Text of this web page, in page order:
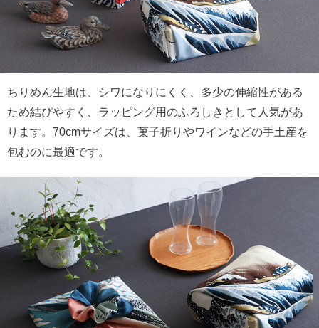
ちりめん生地は、シワになりにくく、多少の伸縮性がある
ため結びやすく、ラッピング用のふろしきとして人気があ
ります。70cmサイズは、菓子折りやワインなどの手土産を
包むのに最適です。